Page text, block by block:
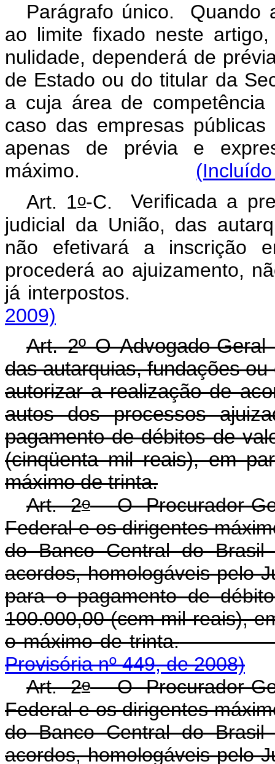
Parágrafo único. Quando
ao limite fixado neste
nulidade, dependerá de
de Estado ou do titular da
a cuja área de
caso das empresas
apenas de prévia e
máximo.
Art. 1o-C.Verificada a
judicial da União, das
não efetivará a inscrição
procederá ao ajuizamento,
já
2009)
Art. 2º O Advogado-
das autarquias, fundações
autorizar a realização de
autos dos processos
pagamento de débitos de
(cinqüenta mil reais), em
máximo de trinta.
Art. 2oO Procurador-
Federal e os dirigentes
do Banco Central do
acordos, homologáveis pelo
para o pagamento de
100.000,00 (cem mil reais),
o máximo de trinta.
Provisória nº 449, de 2008)
Art. 2oO Procurador-
Federal e os dirigentes
do Banco Central do
acordos, homologáveis pelo